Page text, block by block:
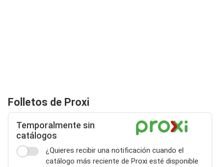
Folletos de Proxi
Temporalmente sin
catálogos
¿Quieres recibir una notificación cuando el
catálogo más reciente de Proxi esté disponible